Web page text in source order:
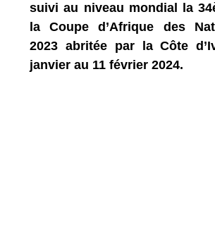
suivi au niveau mondial la
la Coupe d’Afrique des
2023 abritée par la Côte
janvier au 11 février 2024.